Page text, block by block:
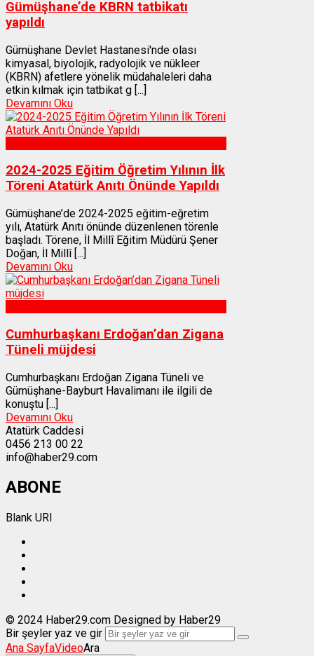
Gümüşhane’de KBRN tatbikatı
yapıldı
Gümüşhane Devlet Hastanesi'nde olası
kimyasal, biyolojik, radyolojik ve nükleer
(KBRN) afetlere yönelik müdahaleleri daha
etkin kılmak için tatbikat g [...]
Devamını Oku
2024-2025 Eğitim Öğretim Yılının İlk
Töreni Atatürk Anıtı Önünde Yapıldı
Gümüşhane’de 2024-2025 eğitim-eğretim
yılı, Atatürk Anıtı önünde düzenlenen törenle
başladı. Törene, İl Millî Eğitim Müdürü Şener
Doğan, İl Millî [...]
Devamını Oku
Cumhurbaşkanı Erdoğan’dan Zigana
Tüneli müjdesi
Cumhurbaşkanı Erdoğan Zigana Tüneli ve
Gümüşhane-Bayburt Havalimanı ile ilgili de
konuştu [...]
Devamını Oku
Atatürk Caddesi
0456 213 00 22
info@haber29.com
ABONE
Blank URI
© 2024 Haber29.com Designed by Haber29
Bir şeyler yaz ve gir
Ana SayfaVideoAra